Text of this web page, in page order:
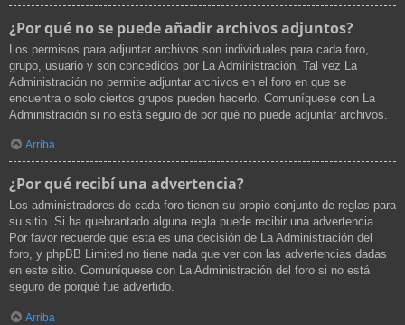
¿Por qué no se puede añadir archivos adjuntos?
Los permisos para adjuntar archivos son individuales para cada foro,
grupo, usuario y son concedidos por La Administración. Tal vez La
Administración no permite adjuntar archivos en el foro en que se
encuentra o solo ciertos grupos pueden hacerlo. Comuníquese con La
Administración si no está seguro de por qué no puede adjuntar archivos.
Arriba
¿Por qué recibí una advertencia?
Los administradores de cada foro tienen su propio conjunto de reglas para
su sitio. Si ha quebrantado alguna regla puede recibir una advertencia.
Por favor recuerde que esta es una decisión de La Administración del
foro, y phpBB Limited no tiene nada que ver con las advertencias dadas
en este sitio. Comuníquese con La Administración del foro si no está
seguro de porqué fue advertido.
Arriba